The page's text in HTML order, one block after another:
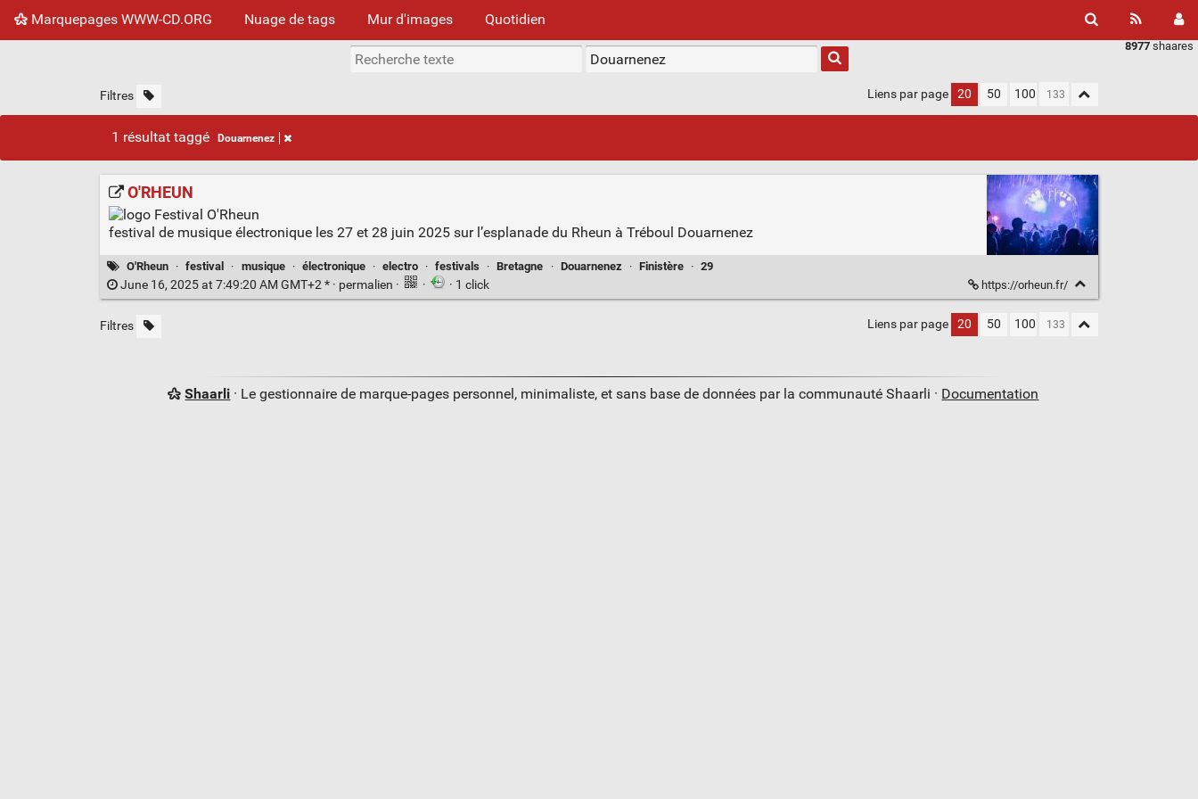
Marquepages WWW-CD.ORG Nuage de tags Mur d'images Quotidien
8977 shaares
Filtres Liens par page 20 50 100
1 résultat taggé Douarnenez
O'RHEUN
festival de musique électronique les 27 et 28 juin 2025 sur l’esplanade du Rheun à Tréboul Douarnenez
O'Rheun · festival · musique · électronique · electro · festivals · Bretagne · Douarnenez · Finistère · 29
June 16, 2025 at 7:49:20 AM GMT+2 * · permalien · · · 1 click https://orheun.fr/
Filtres Liens par page 20 50 100
Shaarli · Le gestionnaire de marque-pages personnel, minimaliste, et sans base de données par la communauté Shaarli · Documentation